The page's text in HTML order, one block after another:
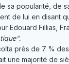
sa popularité, de
de lui en disant
Edouard Fillias,
près de 7 %
une majorité de